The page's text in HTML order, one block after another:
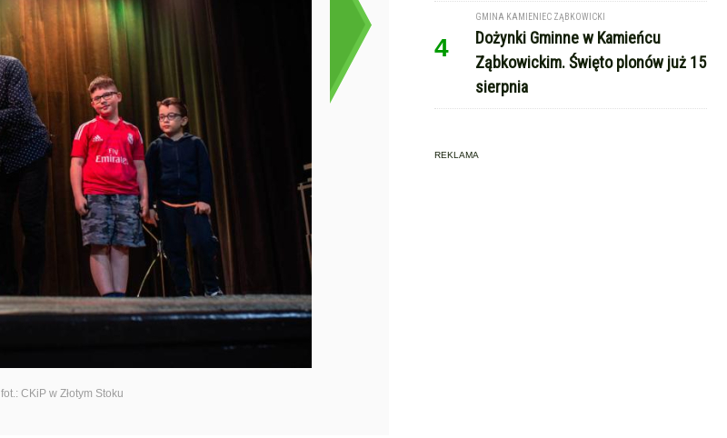
fot.: CKiP w Złotym Stoku
4
GMINA KAMIENIEC ZĄBKOWICKI
Dożynki Gminne w Kamieńcu
Ząbkowickim. Święto plonów już 15
sierpnia
REKLAMA